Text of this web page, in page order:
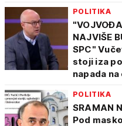
POLITIKA
NAJVIŠE
SPC"
stoji iza
napada
POLITIKA
SRAMAN
Pod